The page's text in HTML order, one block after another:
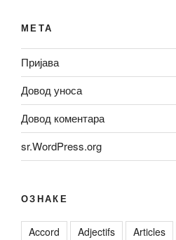
МЕТА
Пријава
Довод уноса
Довод коментара
sr.WordPress.org
ОЗНАКЕ
Accord Adjectifs Articles